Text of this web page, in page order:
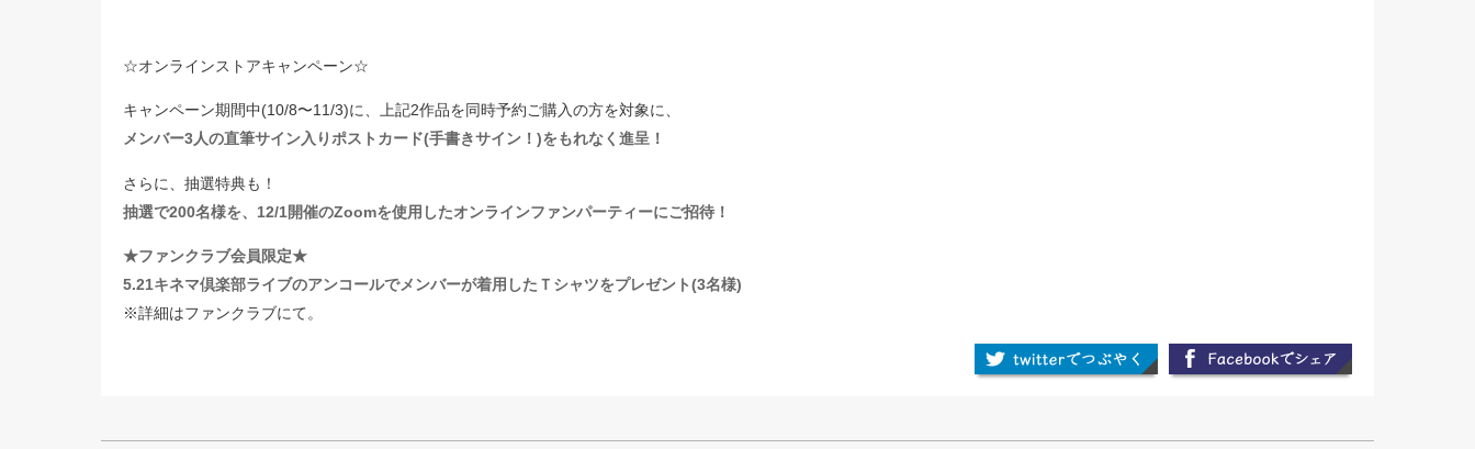
☆オンラインストアキャンペーン☆
キャンペーン期間中(10/8〜11/3)に、上記2作品を同時予約ご購入の方を対象に、
メンバー3人の直筆サイン入りポストカード(手書きサイン！)をもれなく進呈！
さらに、抽選特典も！
抽選で200名様を、12/1開催のZoomを使用したオンラインファンパーティーにご招待！
★ファンクラブ会員限定★
5.21キネマ倶楽部ライブのアンコールでメンバーが着用したＴシャツをプレゼント(3名様)
※詳細はファンクラブにて。